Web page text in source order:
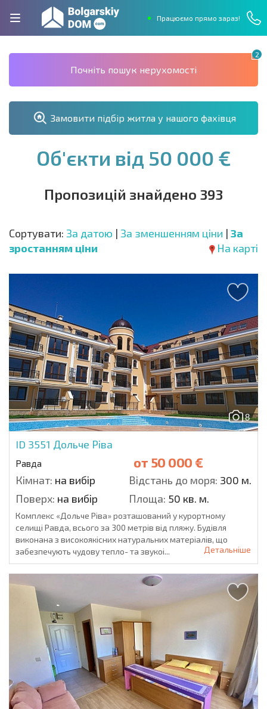
Працюємо прямо зараз!
2
Почніть пошук нерухомості
Замовити підбір житла у нашого фахівця
Об'єкти від 50 000 €
Пропозицій знайдено 393
Сортувати: За датою | За зменшенням ціни | За
зростанням ціни
На карті
8
ID 3551 Дольче Ріва
Равда от 50 000 €
Кімнат: на вибір Відстань до моря: 300 м.
Поверх: на вибір Площа: 50 кв. м.
Комплекс «Дольче Ріва» розташований у курортному
селищі Равда, всього за 300 метрів від пляжу. Будівля
виконана з високоякісних натуральних матеріалів, що
забезпечують чудову тепло- та звукоі...
Детальніше